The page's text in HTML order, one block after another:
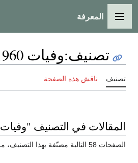
القائمة الرئيسية
المعرفة
تصنيف:وفيات 1960
تصنيف ناقش هذه الصفحة
المقالات في التصنيف "وفيات 1960"
الصفحات 58 التالية مصنّفة بهذا التصنيف، من إجمالي 58.